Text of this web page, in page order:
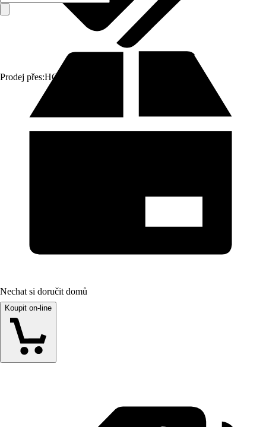
Prodej přes:HORNBACH
Nechat si doručit domů
Koupit on-line